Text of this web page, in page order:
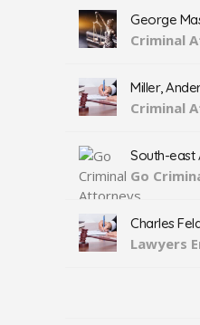
George
Criminal
Miller,
Criminal
South-east
Go
Charles
Lawyers